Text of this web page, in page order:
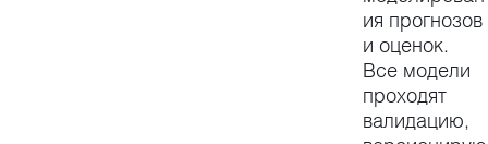
ия прогнозов
и оценок.
Все модели
проходят
валидацию,